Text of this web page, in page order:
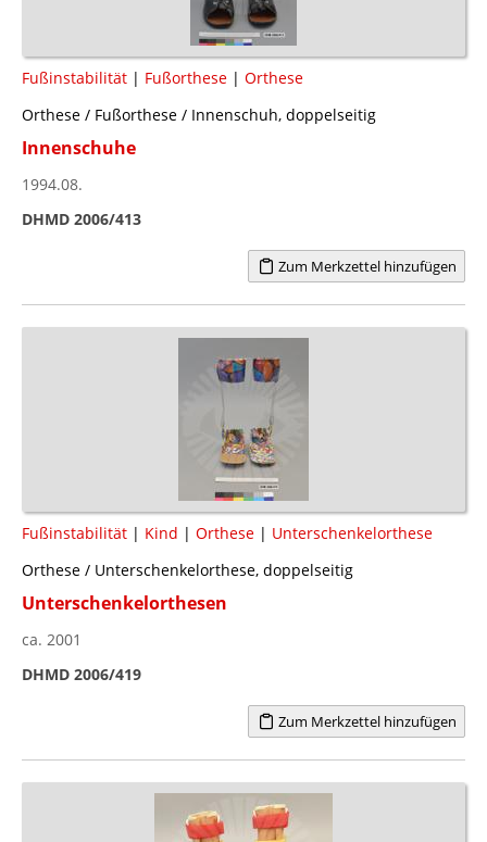
Fußinstabilität | Fußorthese | Orthese
Orthese / Fußorthese / Innenschuh, doppelseitig
Innenschuhe
1994.08.
DHMD 2006/413
Zum Merkzettel hinzufügen
Fußinstabilität | Kind | Orthese | Unterschenkelorthese
Orthese / Unterschenkelorthese, doppelseitig
Unterschenkelorthesen
ca. 2001
DHMD 2006/419
Zum Merkzettel hinzufügen